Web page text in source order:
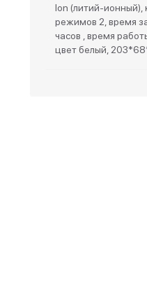
Ion (литий-ионный),
режимов 2, время
часов , время
цвет белый,